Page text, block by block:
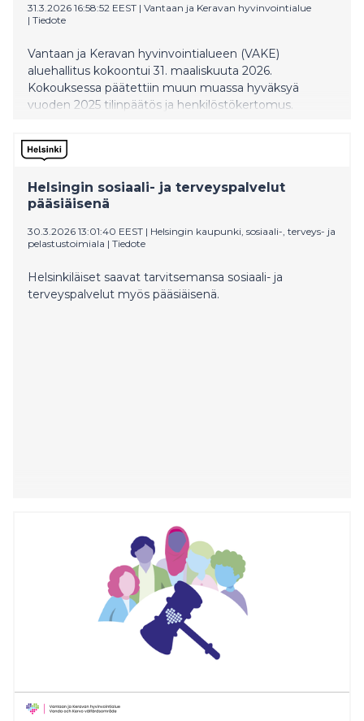
31.3.2026 16:58:52 EEST | Vantaan ja Keravan hyvinvointialue
| Tiedote
Vantaan ja Keravan hyvinvointialueen (VAKE)
aluehallitus kokoontui 31. maaliskuuta 2026.
Kokouksessa päätettiin muun muassa hyväksyä
vuoden 2025 tilinpäätös ja henkilöstökertomus.
Puro Tekstiilihuoltopalvelut Oy:stä ja ottaa käyttöön
uuden asiakirja- ja tietopalveluhinnaston.
Helsingin sosiaali- ja terveyspalvelut
pääsiäisenä
30.3.2026 13:01:40 EEST | Helsingin kaupunki, sosiaali-, terveys- ja
pelastustoimiala | Tiedote
Helsinkiläiset saavat tarvitsemansa sosiaali- ja
terveyspalvelut myös pääsiäisenä.